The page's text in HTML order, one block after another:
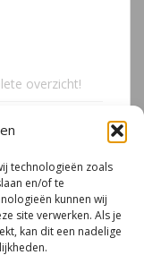
technologieën zoals
en/of te
kunnen wij
site verwerken. Als je
kan dit een nadelige
overzicht!
bouwen